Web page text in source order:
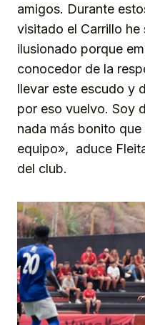
amigos. Durante
visitado el Carrillo
ilusionado porque
conocedor de la
llevar este escudo y
por eso vuelvo. Soy
nada más bonito
equipo», aduce
del club.